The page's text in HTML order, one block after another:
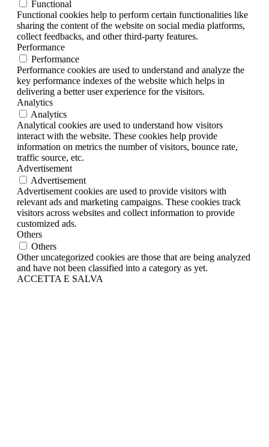
Functional
Functional cookies help to perform certain functionalities like
sharing the content of the website on social media platforms,
collect feedbacks, and other third-party features.
Performance
Performance
Performance cookies are used to understand and analyze the
key performance indexes of the website which helps in
delivering a better user experience for the visitors.
Analytics
Analytics
Analytical cookies are used to understand how visitors
interact with the website. These cookies help provide
information on metrics the number of visitors, bounce rate,
traffic source, etc.
Advertisement
Advertisement
Advertisement cookies are used to provide visitors with
relevant ads and marketing campaigns. These cookies track
visitors across websites and collect information to provide
customized ads.
Others
Others
Other uncategorized cookies are those that are being analyzed
and have not been classified into a category as yet.
ACCETTA E SALVA